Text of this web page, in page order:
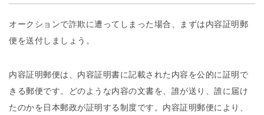
オークションで詐欺に遭ってしまった場合、まずは内容証明郵
便を送付しましょう。
内容証明郵便は、内容証明書に記載された内容を公的に証明で
きる郵便です。どのような内容の文書を、誰が送り、誰に届け
たのかを日本郵政が証明する制度です。内容証明郵便により、